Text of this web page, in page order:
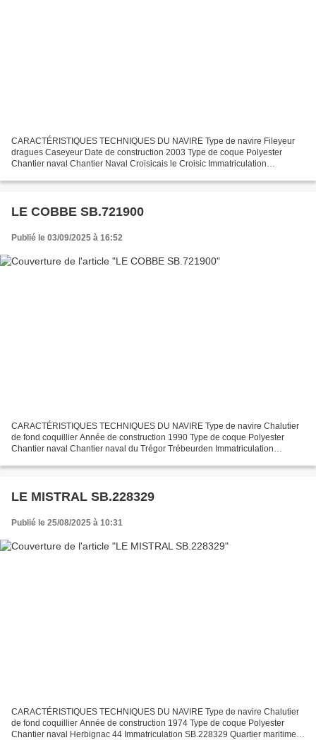
CARACTÉRISTIQUES TECHNIQUES DU NAVIRE Type de navire Fileyeur
dragues Caseyeur Date de construction 2003 Type de coque Polyester
Chantier naval Chantier Naval Croisicais le Croisic Immatriculation
LE COBBE SB.721900
Publié le 03/09/2025 à 16:52
CARACTÉRISTIQUES TECHNIQUES DU NAVIRE Type de navire Chalutier
de fond coquillier Année de construction 1990 Type de coque Polyester
Chantier naval Chantier naval du Trégor Trébeurden Immatriculation
LE MISTRAL SB.228329
Publié le 25/08/2025 à 10:31
CARACTÉRISTIQUES TECHNIQUES DU NAVIRE Type de navire Chalutier
de fond coquillier Année de construction 1974 Type de coque Polyester
Chantier naval Herbignac 44 Immatriculation SB.228329 Quartier maritime :